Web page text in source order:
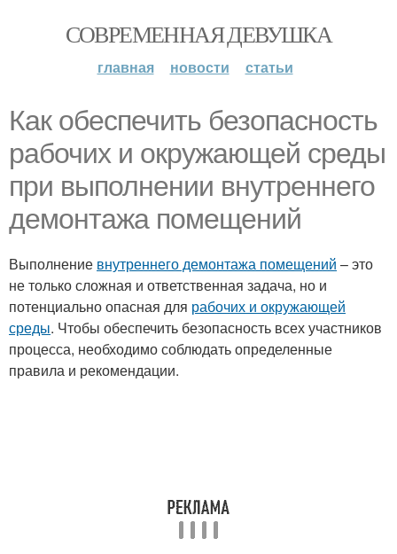
СОВРЕМЕННАЯ ДЕВУШКА
главная новости статьи
Как обеспечить безопасность
рабочих и окружающей среды
при выполнении внутреннего
демонтажа помещений
Выполнение внутреннего демонтажа помещений – это
не только сложная и ответственная задача, но и
потенциально опасная для рабочих и окружающей
среды. Чтобы обеспечить безопасность всех участников
процесса, необходимо соблюдать определенные
правила и рекомендации.